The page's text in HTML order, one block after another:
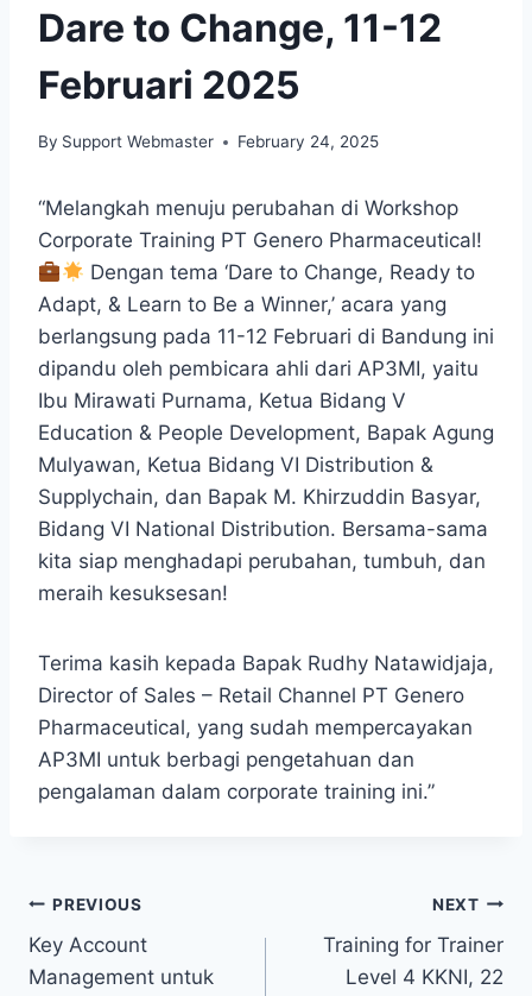
Dare to Change, 11-12
Februari 2025
By Support Webmaster February 24, 2025
“Melangkah menuju perubahan di Workshop
Corporate Training PT Genero Pharmaceutical!
Dengan tema ‘Dare to Change, Ready to
Adapt, & Learn to Be a Winner,’ acara yang
berlangsung pada 11-12 Februari di Bandung ini
dipandu oleh pembicara ahli dari AP3MI, yaitu
Ibu Mirawati Purnama, Ketua Bidang V
Education & People Development, Bapak Agung
Mulyawan, Ketua Bidang VI Distribution &
Supplychain, dan Bapak M. Khirzuddin Basyar,
Bidang VI National Distribution. Bersama-sama
kita siap menghadapi perubahan, tumbuh, dan
meraih kesuksesan!
Terima kasih kepada Bapak Rudhy Natawidjaja,
Director of Sales – Retail Channel PT Genero
Pharmaceutical, yang sudah mempercayakan
AP3MI untuk berbagi pengetahuan dan
pengalaman dalam corporate training ini.”
Post
navigation
PREVIOUS
Key Account
Management untuk
NEXT
Training for Trainer
Level 4 KKNI, 22